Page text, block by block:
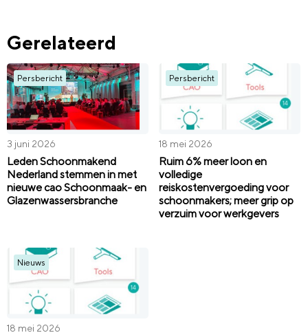
Gerelateerd
Persbericht
3 juni 2026
Leden Schoonmakend
Nederland stemmen in met
nieuwe cao Schoonmaak- en
Glazenwassersbranche
Persbericht
18 mei 2026
Ruim 6% meer loon en
volledige
reiskostenvergoeding voor
schoonmakers; meer grip op
verzuim voor werkgevers
Nieuws
18 mei 2026